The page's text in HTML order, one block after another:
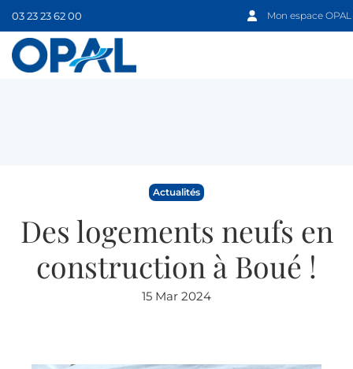
03 23 23 62 00 Mon espace OPAL
Actualités
Des logements neufs en
construction à Boué !
15 Mar 2024